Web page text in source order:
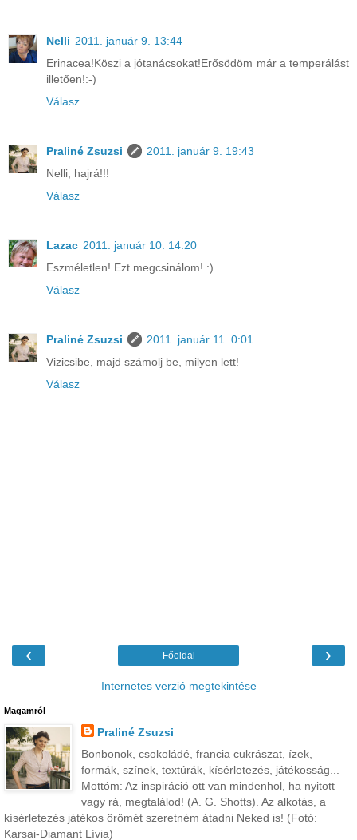
Nelli 2011. január 9. 13:44
Erinacea!Köszi a jótanácsokat!Erősödöm már a temperálást
illetően!:-)
Válasz
Praliné Zsuzsi
2011. január 9. 19:43
Nelli, hajrá!!!
Válasz
Lazac 2011. január 10. 14:20
Eszméletlen! Ezt megcsinálom! :)
Válasz
Praliné Zsuzsi
2011. január 11. 0:01
Vizicsibe, majd számolj be, milyen lett!
Válasz
‹ ›
Főoldal
Internetes verzió megtekintése
Magamról
Praliné Zsuzsi
Bonbonok, csokoládé, francia cukrászat, ízek,
formák, színek, textúrák, kísérletezés, játékosság...
Mottóm: Az inspiráció ott van mindenhol, ha nyitott
vagy rá, megtalálod! (A. G. Shotts). Az alkotás, a
kísérletezés játékos örömét szeretném átadni Neked is! (Fotó:
Karsai-Diamant Lívia)